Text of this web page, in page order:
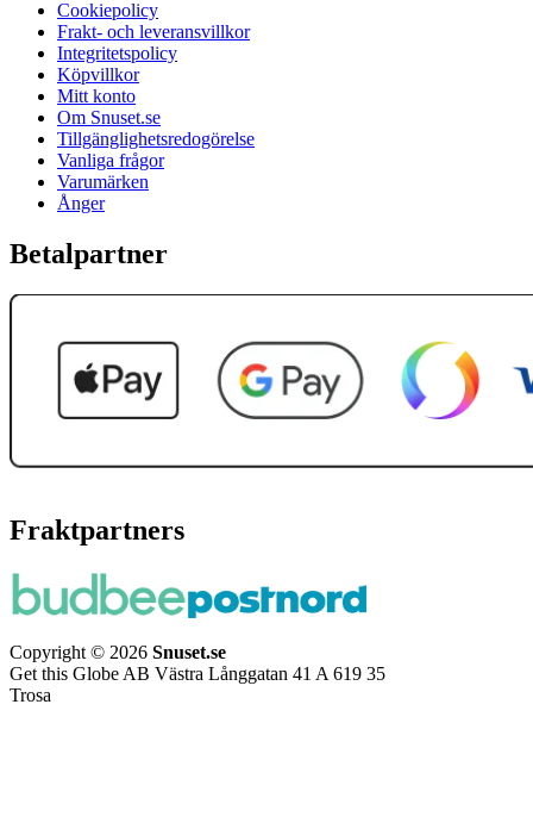
Cookiepolicy
Frakt- och leveransvillkor
Integritetspolicy
Köpvillkor
Mitt konto
Om Snuset.se
Tillgänglighetsredogörelse
Vanliga frågor
Varumärken
Ånger
Betalpartner
Fraktpartners
Copyright © 2026 Snuset.se
Get this Globe AB Västra Långgatan 41 A 619 35
Trosa